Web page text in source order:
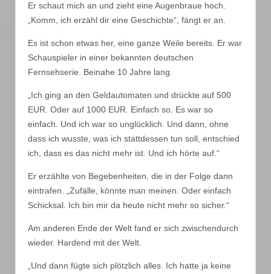
Er schaut mich an und zieht eine Augenbraue hoch.
„Komm, ich erzähl dir eine Geschichte“, fängt er an.
Es ist schon etwas her, eine ganze Weile bereits. Er war
Schauspieler in einer bekannten deutschen
Fernsehserie. Beinahe 10 Jahre lang.
„Ich ging an den Geldautomaten und drückte auf 500
EUR. Oder auf 1000 EUR. Einfach so. Es war so
einfach. Und ich war so unglücklich. Und dann, ohne
dass ich wusste, was ich stattdessen tun soll, entschied
ich, dass es das nicht mehr ist. Und ich hörte auf.“
Er erzählte von Begebenheiten, die in der Folge dann
eintrafen. „Zufälle, könnte man meinen. Oder einfach
Schicksal. Ich bin mir da heute nicht mehr so sicher.“
Am anderen Ende der Welt fand er sich zwischendurch
wieder. Hardend mit der Welt.
„Und dann fügte sich plötzlich alles. Ich hatte ja keine